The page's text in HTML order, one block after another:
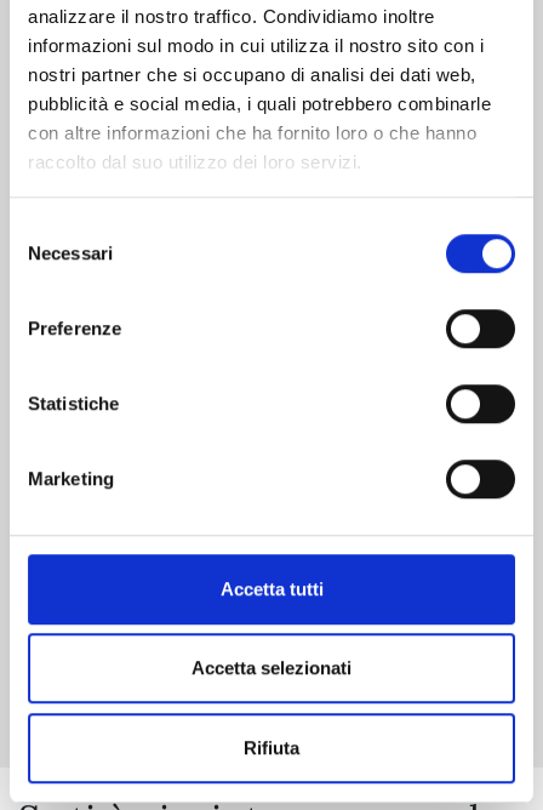
analizzare il nostro traffico. Condividiamo inoltre
informazioni sul modo in cui utilizza il nostro sito con i
nostri partner che si occupano di analisi dei dati web,
pubblicità e social media, i quali potrebbero combinarle
con altre informazioni che ha fornito loro o che hanno
raccolto dal suo utilizzo dei loro servizi.
delNecessari
Preferenze
Statistiche
Marketing
Accetta tutti
Accetta selezionati
Rifiuta
Mostra tutto